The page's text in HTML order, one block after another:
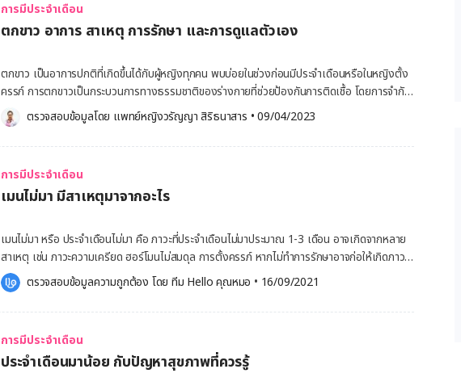
เลือดประจำเดือนได้ด้วย และหลังจากหมดประจำเดือน อาจสังเกตเห็นตกขาวได้น้อยลงหรือแทบ
มองไม่เห็น ตกขาวก่อนประจำเดือน ผิดปกติหรือไม่ ตกขาวก่อนประจำเดือนถือเป็นอาการปกติที่
สามารถเกิดขึ้นได้ อย่างไรก็ตามหากมีอาการดังต่อไปนี้ ควรเข้ารับการตรวจวินิจฉัยจากคุณหมอใน
เกิดจากต่อมในช่องคลอดและปากมดลูกที่ผลิตของเหลวใสออกมา ซึ่งเป็นเรื่องธรรมชาติของผู้หญิง
นอกจากนี้ ตกขาวอาจมีปริมาณมากขึ้น มีสีขาวขุ่นเล็กน้อยในช่วงก่อนเป็นประจำเดือน ระหว่างตั้ง
ปกติ ตกขาวจะมีความเหนียว บาง เป็นเมือกขาว ๆ ใส ๆ ทั้งนี้ ปริมาณของตกขาวอาจไม่เท่ากัน บาง
คนอาจมีตกขาวมาก ในขณะที่บางคนอาจมีตกขาวน้อยมาก ตกขาวที่ผิดปกติเป็นอย่างไร ตกขาวที่ผิด
หญิง ซึ่งเกิดจากการติดเชื้อของแบคทีเรียที่อาจทำให้ช่องคลอดอักเสบ บางคนอาจมีอาการคัน แสบ
สีชมพูอ่อน อาจมาจากเลือดออกหลังมีเพศสัมพันธ์ที่ส่งผลให้มีเลือดปะปนกับตกขาวกลายเป็นสีชมพู
ตกขาวสีครีมจนถึงสีเหลืองอ่อน หากมีตกขาวสีครีม เหลืองอ่อน อาจเป็นไปได้ว่าอาจเกิดจากเนื้อเยื่อ
ในช่องคลอดถูกเสียดสีระหว่างมีเพศสัมพันธ์ ทำให้ต่อมในช่องคลอดผลิตตกขาวเพื่อเพิ่มความชุ่มชื้น
การมีประจำเดือน
ตกขาว อาการ สาเหตุ การรักษา และการดูแลตัวเอง
ตกขาว เป็นอาการปกติที่เกิดขึ้นได้กับผู้หญิงทุกคน พบบ่อยในช่วงก่อนมีประจำเดือนหรือในหญิงตั้ง
ครรภ์ การตกขาวเป็นกระบวนการทางธรรมชาติของร่างกายที่ช่วยป้องกันการติดเชื้อ โดยการจำกัด
เซลล์ที่ตายแล้วและแบคทีเรียออกจากช่องคลอด ทำให้ช่องคลอดสะอาดมากขึ้น แต่หากตกขาวมีสี
และกลิ่นรุนแรง โดยเฉพาะหากมีอาการคันหรือแสบในช่องคลอดร่วมด้วย อาจเป็นสัญญาณของ
การติดเชื้อในช่องคลอด อุ้งเชิงกรานอักเสบ หรือโรคติดต่อทางเพศสัมพันธ์ การดูแลสุขภาพช่อง
ตกขาว คืออะไร ตกขาว คือ ของเหลวที่ผลิตจากต่อมภายในช่องคลอดและปากมดลูก เพื่อจำกัด
เซลล์ที่ตายแล้วและแบคทีเรียออกจากช่องคลอด ป้องกันการติดเชื้อ เพิ่มความชุ่มชื้นของช่องคลอด
ไป เช่น ช่วงมีประจำเดือน ช่วงไข่ตก ถูกกระตุ้นทางเพศ ตั้งครรภ์ หรือให้นมลูก ตกขาวเป็นเรื่อง
ปกติที่สามารถเกิดขึ้นได้ แต่หากตกขาวมีสีหรือกลิ่นที่รุนแรง โดยเฉพาะหากมีอาการคันหรือแสบใน
ช่องคลอดร่วมด้วย อาจเป็นสัญญาณของปัญหาสุขภาพ เช่น การติดเชื้อในช่องคลอด โรคติดต่อ
ทางเพศสัมพันธ์ มะเร็งปากมดลูกหรือเยื่อบุโพรงมดลูก อาการ อาการตกขาว อาการของตกขาวที่
แสบ บวม หรือแดงในบริเวณอวัยวะเพศ เป็นผื่น หรือเป็นแผลที่อวัยวะเพศ ตกขาวมีลักษณะเป็น
ก้อนหรือเป็นฟอง สาเหตุ สาเหตุตกขาว โดยปกติ ตกขาวจะมาในช่วงมีประจำเดือน หรือก่อนมีประจำ
เดือนไม่กี่วัน แต่อาการตกขาวมากกว่าปกติตลอดทั้งเดือน มีสีและกลิ่นที่รุนแรงหรืออาจมีอาการคัน
ตรวจสอบข้อมูลโดย แพทย์หญิงวรัญญา สิริธนาสาร •09/04/2023
การมีประจำเดือน
เมนไม่มา มีสาเหตุมาจากอะไร
เมนไม่มา หรือ ประจำเดือนไม่มา คือ ภาวะที่ประจำเดือนไม่มาประมาณ 1-3 เดือน อาจเกิดจากหลาย
สาเหตุ เช่น ภาวะความเครียด ฮอร์โมนไม่สมดุล การตั้งครรภ์ หากไม่ทำการรักษาอาจก่อให้เกิดภาวะ
แทรกซ้อนขึ้นได้อย่าง เยื่อบุโพรงมดลูกหนา มีบุตรยาก ภาวะกระดูกพรุน เป็นต้น [embed-health-
tool-”ovulation”] เมนไม่มา คืออะไร ประจำเดือนของผู้หญิงส่วนใหญ่มักจะมาโดยเฉลี่ยประมาณ
28 วัน หรือในช่วง 21-40 วัน ซึ่งอาการประจำเดือนไม่มาตามรอบเดือน อาจแบ่งออกเป็น 2
เมื่อมีอายุ 15 ปี ภาวะขาดประจำเดือนทุติยภูมิ (Secondary Amenorrhea) คือ ภาวะที่เคยมีประจำ
เดือนมาก่อน แต่อาจมีภาวะประจำเดือนไม่มาประมาณ 3 เดือนขึ้นไป นอกจากนี้ ผู้หญิงบางคนอาจมี
ตรวจสอบข้อมูลความถูกต้อง โดย ทีม Hello คุณหมอ • 16/09/2021
การมีประจำเดือน
ประจำเดือนมาน้อย กับปัญหาสุขภาพที่ควรรู้